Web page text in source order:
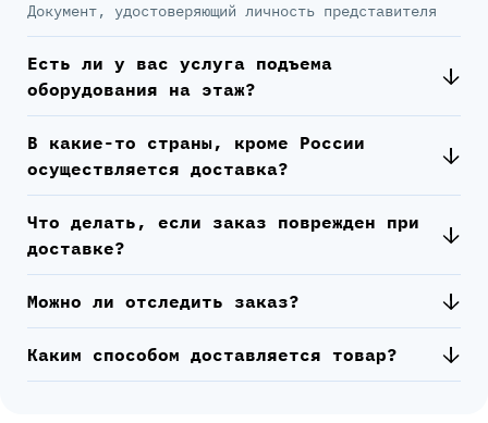
Документ, удостоверяющий личность представителя
Есть ли у вас услуга подъема
оборудования на этаж?
В какие-то страны, кроме России
осуществляется доставка?
Что делать, если заказ поврежден при
доставке?
Можно ли отследить заказ?
Каким способом доставляется товар?